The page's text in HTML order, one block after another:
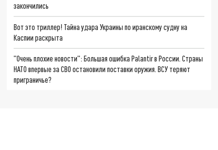
закончились
Вот это триллер! Тайна удара Украины по иранскому судну на
Каспии раскрыта
"Очень плохие новости": Большая ошибка Palantir в России. Страны
НАТО впервые за СВО остановили поставки оружия. ВСУ теряют
приграничье?